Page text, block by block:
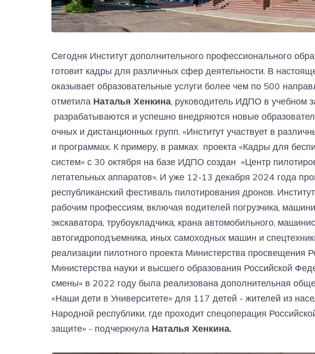
Сегодня Институт дополнительного профессионального
готовит кадры для различных сфер деятельности. В
оказывает образовательные услуги более чем по 500
отметила Наталья Хенкина, руководитель ИДПО в учебном
разрабатываются и успешно внедряются новые
очных и дистанционных групп. «Институт участвует в
и программах. К примеру, в рамках проекта «Кадры для
систем» с 30 октября на базе ИДПО создан «Центр
летательных аппаратов». И уже 12-13 декабря 2024 года
республиканский фестиваль пилотирования дронов.
рабочим профессиям, включая водителей погрузчика,
экскаватора, трубоукладчика, крана автомобильного,
автогидроподъемника, иных самоходных машин и
реализации пилотного проекта Министерства просвещения
Министерства науки и высшего образования Российской
смены» в 2022 году была реализована дополнительная
«Наши дети в Университете» для 117 детей - жителей из
Народной республики, где проходит спецоперация
защите» - подчеркнула Наталья Хенкина.